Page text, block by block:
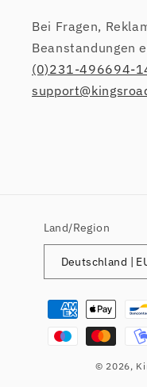
Bei Fragen,
Beanstandungen
(0)231-496694-
Land/Region
Zahlungsmethoden
© 2026,